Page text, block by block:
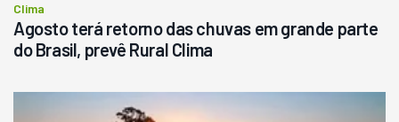
Clima
Agosto terá retorno das chuvas em grande parte
do Brasil, prevê Rural Clima